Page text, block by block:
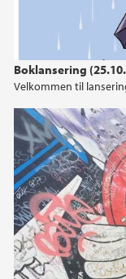
Boklansering
Velkommen til